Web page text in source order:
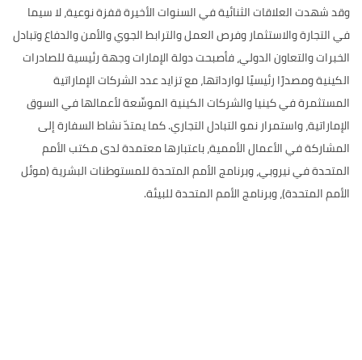
وقد شهدت العلاقات الثنائية في السنوات الأخيرة قفزة نوعية، لا سيما
في التجارة والاستثمار وفرص العمل والترابط الجوي والأمن والدفاع وتبادل
الخبرات والتعاون الدولي، فأصبحت دولة الإمارات وجهة رئيسية للصادرات
الكينية ومصدرًا رئيسيًا لوارداتها، مع تزايد عدد الشركات الإماراتية
المستثمرة في كينيا والشركات الكينية الموسِّعة لأعمالها في السوق
الإماراتية، واستمرار نمو التبادل التجاري. كما يمتدّ نشاط السفارة إلى
المشاركة في الأعمال الأممية، باعتبارها معتمدة لدى مكتب الأمم
المتحدة في نيروبي، وبرنامج الأمم المتحدة للمستوطنات البشرية (موئل
الأمم المتحدة)، وبرنامج الأمم المتحدة للبيئة.